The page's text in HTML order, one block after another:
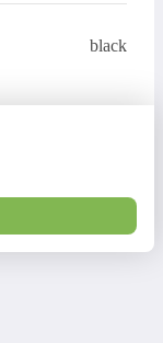
black